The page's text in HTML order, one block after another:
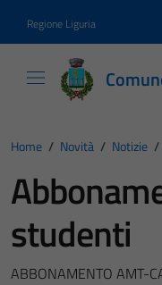
Regione Liguria
Home / Novità / Notizie /
studenti
ABBONAMENTO AMT-